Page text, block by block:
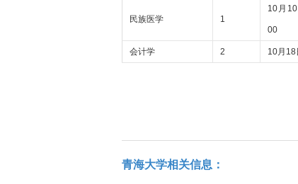
民族医学 1
10月
00
会计学 2 10月18
青海大学相关信息：